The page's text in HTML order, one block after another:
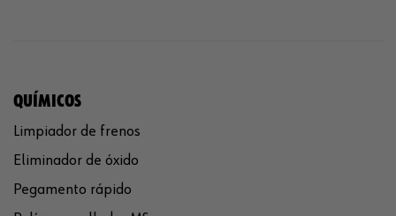
QUÍMICOS
Limpiador de frenos
Eliminador de óxido
Pegamento rápido